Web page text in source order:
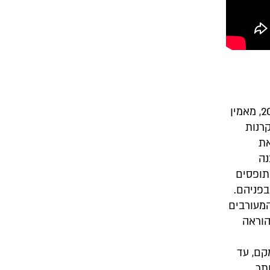
ד"ר גיא אשכנזי, מורה לכימיה, זוכה פרס טראמפ להוראה איכותית לשנת 2015, מאמין
עד